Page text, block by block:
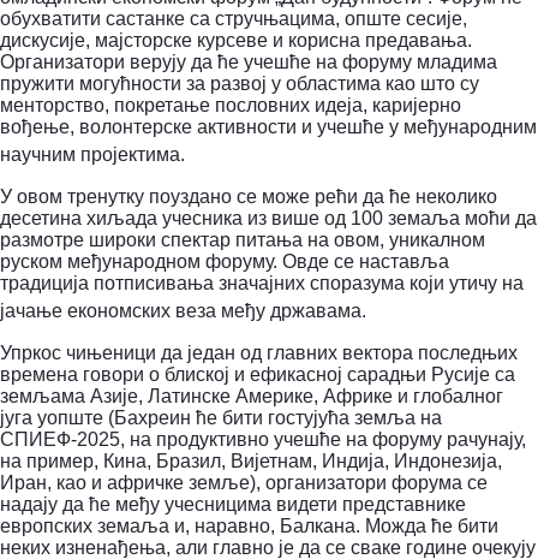
обухватити састанке са стручњацима, опште сесије,
дискусије, мајсторске курсеве и корисна предавања.
Организатори верују да ће учешће на форуму младима
пружити могућности за развој у областима као што су
менторство, покретање пословних идеја, каријерно
вођење, волонтерске активности и учешће у међународним
научним пројектима.
У овом тренутку поуздано се може рећи да ће неколико
десетина хиљада учесника из више од 100 земаља моћи да
размотре широки спектар питања на овом, уникалном
руском међународном форуму. Овде се наставља
традиција потписивања значајних споразума који утичу на
јачање економских веза међу државама.
Упркос чињеници да један од главних вектора последњих
времена говори о блиској и ефикасној сарадњи Русије са
земљама Азије, Латинске Америке, Африке и глобалног
југа уопште (Бахреин ће бити гостујућа земља на
СПИЕФ-2025, на продуктивно учешће на форуму рачунају,
на пример, Кина, Бразил, Вијетнам, Индија, Индонезија,
Иран, као и афричке земље), организатори форума се
надају да ће међу учесницима видети представнике
европских земаља и, наравно, Балкана. Можда ће бити
неких изненађења, али главно је да се сваке године очекују